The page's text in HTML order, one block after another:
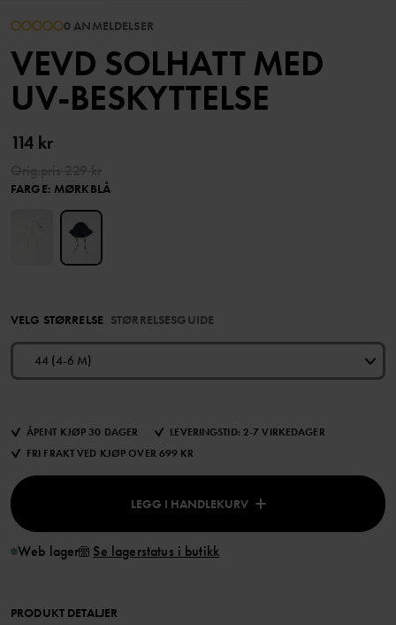
0 ANMELDELSER
VEVD SOLHATT MED
UV-BESKYTTELSE
114 kr
FARGE: MØRKBLÅ
VELG STØRRELSE STØRRELSESGUIDE
44 (4-6 M)
ÅPENT KJØP 30 DAGER
LEVERINGSTID: 2-7 VIRKEDAGER
FRI FRAKT VED KJØP OVER 699 KR
LEGG I HANDLEKURV
Web lager Se lagerstatus i butikk
PRODUKT DETALJER